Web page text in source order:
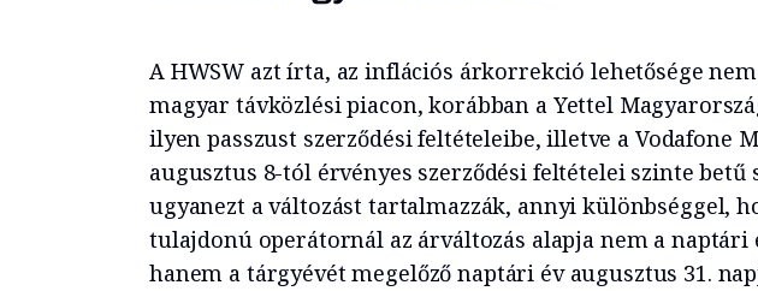
A HWSW azt írta, az inflációs árkorrekció lehetősége
magyar távközlési piacon, korábban a Yettel
ilyen passzust szerződési feltételeibe, illetve a Vodafone
augusztus 8-tól érvényes szerződési feltételei szinte betű
ugyanezt a változást tartalmazzák, annyi különbséggel,
tulajdonú operátornál az árváltozás alapja nem a naptári
hanem a tárgyévét megelőző naptári év augusztus 31.